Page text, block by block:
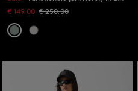
€ 149,00 € 250,00